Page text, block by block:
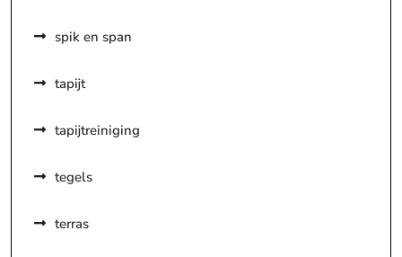
spik en span
tapijt
tapijtreiniging
tegels
terras